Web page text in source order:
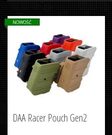
DAA Racer Pouch Gen2
NOWOŚĆ